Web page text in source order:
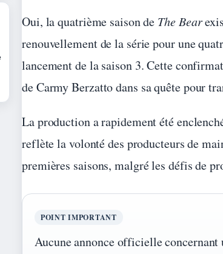
Oui, la quatrième saison de The Bear
renouvellement de la série pour une
lancement de la saison 3. Cette
de Carmy Berzatto dans sa quête pour
La production a rapidement été
reflète la volonté des producteurs de
premières saisons, malgré les défis de
POINT IMPORTANT
Aucune annonce officielle